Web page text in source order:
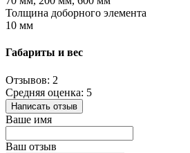
Толщина доборного элемента
10 мм
Габариты и вес
Отзывов: 2
Средняя оценка: 5
Написать отзыв
Ваше имя
Ваш отзыв